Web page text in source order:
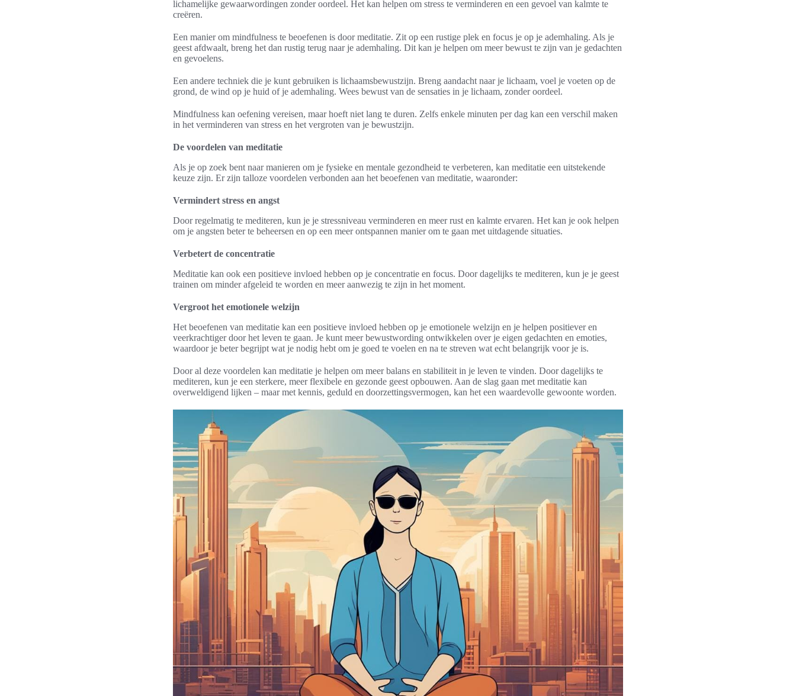
lichamelijke gewaarwordingen zonder oordeel. Het kan helpen om stress te verminderen en een gevoel van kalmte te
creëren.
Een manier om mindfulness te beoefenen is door meditatie. Zit op een rustige plek en focus je op je ademhaling. Als je
geest afdwaalt, breng het dan rustig terug naar je ademhaling. Dit kan je helpen om meer bewust te zijn van je gedachten
en gevoelens.
Een andere techniek die je kunt gebruiken is lichaamsbewustzijn. Breng aandacht naar je lichaam, voel je voeten op de
grond, de wind op je huid of je ademhaling. Wees bewust van de sensaties in je lichaam, zonder oordeel.
Mindfulness kan oefening vereisen, maar hoeft niet lang te duren. Zelfs enkele minuten per dag kan een verschil maken
in het verminderen van stress en het vergroten van je bewustzijn.
De voordelen van meditatie
Als je op zoek bent naar manieren om je fysieke en mentale gezondheid te verbeteren, kan meditatie een uitstekende
keuze zijn. Er zijn talloze voordelen verbonden aan het beoefenen van meditatie, waaronder:
Vermindert stress en angst
Door regelmatig te mediteren, kun je je stressniveau verminderen en meer rust en kalmte ervaren. Het kan je ook helpen
om je angsten beter te beheersen en op een meer ontspannen manier om te gaan met uitdagende situaties.
Verbetert de concentratie
Meditatie kan ook een positieve invloed hebben op je concentratie en focus. Door dagelijks te mediteren, kun je je geest
trainen om minder afgeleid te worden en meer aanwezig te zijn in het moment.
Vergroot het emotionele welzijn
Het beoefenen van meditatie kan een positieve invloed hebben op je emotionele welzijn en je helpen positiever en
veerkrachtiger door het leven te gaan. Je kunt meer bewustwording ontwikkelen over je eigen gedachten en emoties,
waardoor je beter begrijpt wat je nodig hebt om je goed te voelen en na te streven wat echt belangrijk voor je is.
Door al deze voordelen kan meditatie je helpen om meer balans en stabiliteit in je leven te vinden. Door dagelijks te
mediteren, kun je een sterkere, meer flexibele en gezonde geest opbouwen. Aan de slag gaan met meditatie kan
overweldigend lijken – maar met kennis, geduld en doorzettingsvermogen, kan het een waardevolle gewoonte worden.